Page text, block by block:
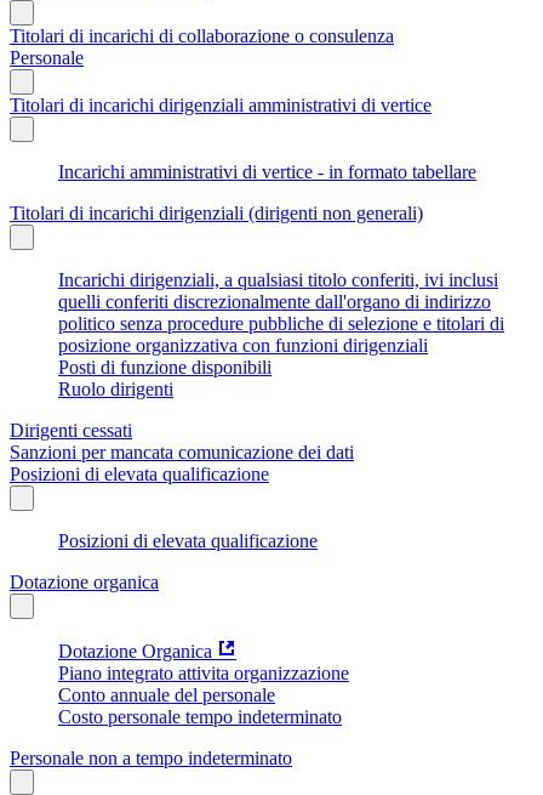
Titolari di incarichi di collaborazione o consulenza
Personale
Titolari di incarichi dirigenziali amministrativi di vertice
Incarichi amministrativi di vertice - in formato tabellare
Titolari di incarichi dirigenziali (dirigenti non generali)
Incarichi dirigenziali, a qualsiasi titolo conferiti, ivi inclusi
quelli conferiti discrezionalmente dall'organo di indirizzo
politico senza procedure pubbliche di selezione e titolari di
posizione organizzativa con funzioni dirigenziali
Posti di funzione disponibili
Ruolo dirigenti
Dirigenti cessati
Sanzioni per mancata comunicazione dei dati
Posizioni di elevata qualificazione
Posizioni di elevata qualificazione
Dotazione organica
Dotazione Organica
Piano integrato attivita organizzazione
Conto annuale del personale
Costo personale tempo indeterminato
Personale non a tempo indeterminato